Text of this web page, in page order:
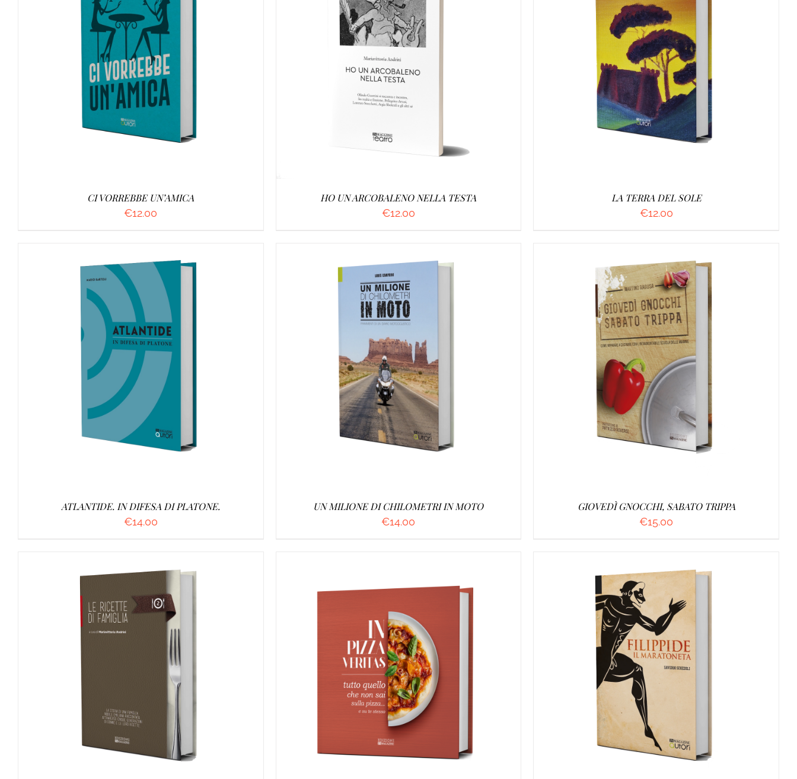
AGGIUNGI AL CARRELLO /
CI VORREBBE UN’AMICA
€12.00
AGGIUNGI AL CARRELLO
HO UN ARCOBALENO NELLA TESTA
€12.00
AGGIUNGI AL CARRELLO / DETTAGLI
LA TERRA DEL SOLE
€12.00
AGGIUNGI AL CARRELLO /
ATLANTIDE. IN DIFESA DI PLATONE.
€14.00
AGGIUNGI AL CARRELLO / DETTAGLI
UN MILIONE DI CHILOMETRI IN MOTO
€14.00
AGGIUNGI AL CARRELLO / DETTAGLI
GIOVEDÌ GNOCCHI, SABATO TRIPPA
€15.00
/ DETTAGLI AGGIUNGI AL CARRELLO / DETTAGLI AGGIUNGI AL CARRELLO